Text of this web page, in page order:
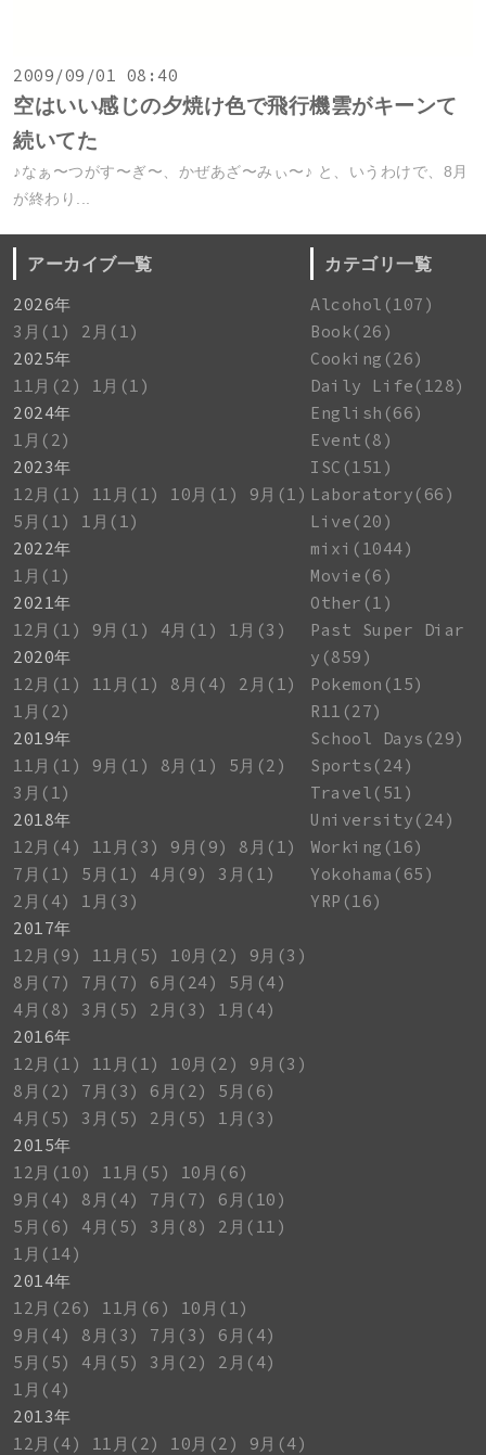
2009/09/01 08:40
空はいい感じの夕焼け色で飛行機雲がキーンて
続いてた
♪なぁ〜つがす〜ぎ〜、かぜあざ〜みぃ〜♪ と、いうわけで、8月
が終わり...
アーカイブ一覧
2026年
3月(1)
2月(1)
2025年
11月(2)
1月(1)
2024年
1月(2)
2023年
12月(1)
11月(1) 10月(1)
9月(1)
5月(1)
1月(1)
2022年
1月(1)
2021年
12月(1)
9月(1) 4月(1)
1月(3)
2020年
12月(1)
11月(1) 8月(4)
2月(1)
1月(2)
2019年
11月(1)
9月(1) 8月(1)
5月(2)
3月(1)
2018年
12月(4)
11月(3) 9月(9)
8月(1)
7月(1)
5月(1) 4月(9)
3月(1)
2月(4)
1月(3)
2017年
12月(9)
11月(5) 10月(2)
9月(3)
8月(7)
7月(7) 6月(24)
5月(4)
4月(8)
3月(5) 2月(3)
1月(4)
2016年
12月(1)
11月(1) 10月(2)
9月(3)
8月(2)
7月(3) 6月(2)
5月(6)
4月(5)
3月(5) 2月(5)
1月(3)
2015年
12月(10)
11月(5)
10月(6)
9月(4)
8月(4) 7月(7)
6月(10)
5月(6)
4月(5) 3月(8)
2月(11)
1月(14)
2014年
12月(26)
11月(6)
10月(1)
9月(4)
8月(3) 7月(3)
6月(4)
5月(5)
4月(5) 3月(2)
2月(4)
1月(4)
2013年
12月(4)
11月(2) 10月(2)
9月(4)
カテゴリ一覧
Alcohol(107)
Book(26)
Cooking(26)
Daily Life(128)
English(66)
Event(8)
ISC(151)
Laboratory(66)
Live(20)
mixi(1044)
Movie(6)
Other(1)
Past Super Diar
y(859)
Pokemon(15)
R11(27)
School Days(29)
Sports(24)
Travel(51)
University(24)
Working(16)
Yokohama(65)
YRP(16)